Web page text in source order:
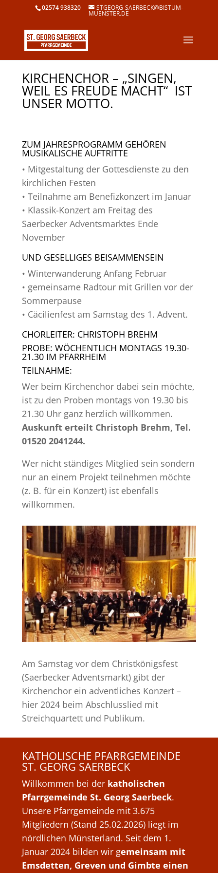
02574 938320 STGEORG-SAERBECK@BISTUM-
MUENSTER.DE
KIRCHENCHOR – „SINGEN,
WEIL ES FREUDE MACHT“ IST
UNSER MOTTO.
ZUM JAHRESPROGRAMM GEHÖREN
MUSIKALISCHE AUFTRITTE
• Mitgestaltung der Gottesdienste zu den
kirchlichen Festen
• Teilnahme am Benefizkonzert im Januar
• Klassik-Konzert am Freitag des
Saerbecker Adventsmarktes Ende
November
UND GESELLIGES BEISAMMENSEIN
• Winterwanderung Anfang Februar
• gemeinsame Radtour mit Grillen vor der
Sommerpause
• Cäcilienfest am Samstag des 1. Advent.
CHORLEITER: CHRISTOPH BREHM
PROBE: WÖCHENTLICH MONTAGS 19.30-
21.30 IM PFARRHEIM
TEILNAHME:
Wer beim Kirchenchor dabei sein möchte,
ist zu den Proben montags von 19.30 bis
21.30 Uhr ganz herzlich willkommen.
Auskunft erteilt Christoph Brehm, Tel.
01520 2041244.
Wer nicht ständiges Mitglied sein sondern
nur an einem Projekt teilnehmen möchte
(z. B. für ein Konzert) ist ebenfalls
willkommen.
Am Samstag vor dem Christkönigsfest
(Saerbecker Adventsmarkt) gibt der
Kirchenchor ein adventliches Konzert –
hier 2024 beim Abschlusslied mit
Streichquartett und Publikum.
KATHOLISCHE PFARRGEMEINDE
ST. GEORG SAERBECK
Willkommen bei der katholischen
Pfarrgemeinde St. Georg Saerbeck.
Unsere Pfarrgemeinde mit 3.675
Mitgliedern (Stand 25.02.2026) liegt im
nördlichen Münsterland. Seit dem 1.
Januar 2024 bilden wir gemeinsam mit
Emsdetten, Greven und Gimbte einen